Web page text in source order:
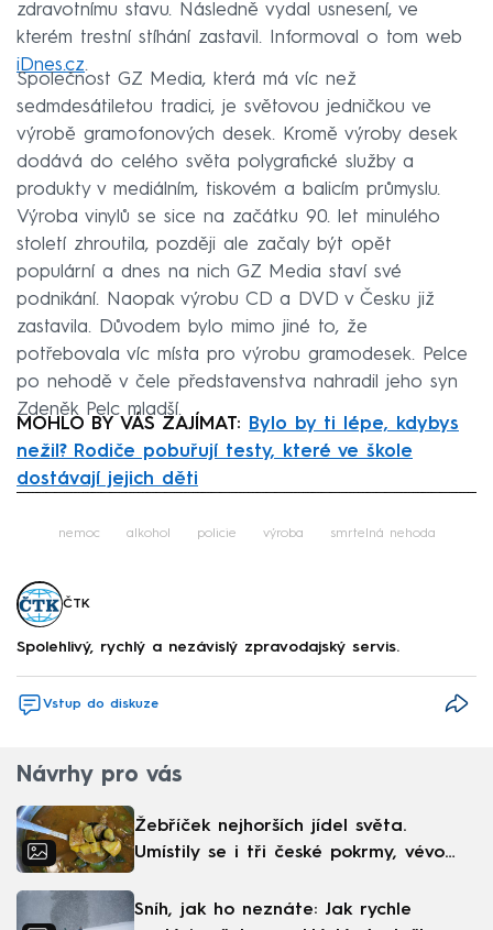
zdravotnímu stavu. Následně vydal usnesení, ve
kterém trestní stíhání zastavil. Informoval o tom web
iDnes.cz.
Společnost GZ Media, která má víc než
sedmdesátiletou tradici, je světovou jedničkou ve
výrobě gramofonových desek. Kromě výroby desek
dodává do celého světa polygrafické služby a
produkty v mediálním, tiskovém a balicím průmyslu.
Výroba vinylů se sice na začátku 90. let minulého
století zhroutila, později ale začaly být opět
populární a dnes na nich GZ Media staví své
podnikání. Naopak výrobu CD a DVD v Česku již
zastavila. Důvodem bylo mimo jiné to, že
potřebovala víc místa pro výrobu gramodesek. Pelce
po nehodě v čele představenstva nahradil jeho syn
Zdeněk Pelc mladší.
MOHLO BY VÁS ZAJÍMAT:
Bylo by ti lépe, kdybys
nežil? Rodiče pobuřují testy, které ve škole
dostávají jejich děti
nemoc alkohol policie výroba smrtelná nehoda
ČTK
Spolehlivý, rychlý a nezávislý zpravodajský servis.
Vstup do diskuze
Návrhy pro vás
Žebříček nejhorších jídel světa.
Umístily se i tři české pokrmy, vévodí
Sníh, jak ho neznáte: Jak rychle